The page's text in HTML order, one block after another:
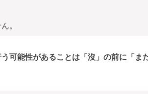
。
う可能性があることは「沒」の前に「